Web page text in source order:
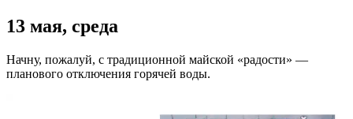
13 мая, среда
Начну, пожалуй, с традиционной майской «радости» —
планового отключения горячей воды.